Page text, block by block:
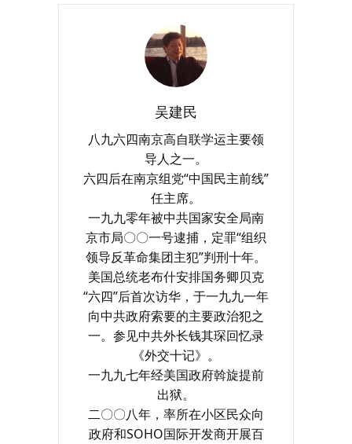
吴建民
八九六四南京高自联学运主要领
导人之一。
六四后在南京组党“中国民主前线”
任主席。
一九九零年被中共国家安全局南
京市局〇〇一号逮捕，定罪“组织
领导反革命集团主犯”判刑十年。
美国总统老布什安排国务卿贝克
“六四”后首次访华，于一九九一年
向中共政府索要的主要政治犯之
一。参见中共外长钱其琛回忆录
《外交十记》。
一九九七年经美国政府斡旋提前
出狱。
二〇〇八年，率所在小区民众向
政府和SOHO国际开发商开展百